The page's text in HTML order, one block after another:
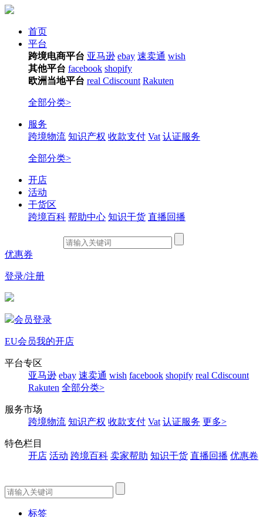
首页
平台
跨境电商平台 亚马逊 ebay 速卖通 wish
其他平台 facebook shopify
欧洲当地平台 real Cdiscount Rakuten
全部分类>
服务
跨境物流 知识产权 收款支付 Vat 认证服务
全部分类>
开店
活动
干货区
跨境百科 帮助中心 知识干货 直播回播
优惠券
登录/注册
会员登录
EU会员我的开店
平台专区
亚马逊 ebay 速卖通 wish facebook shopify real Cdiscount
Rakuten 全部分类>
服务市场
跨境物流 知识产权 收款支付 Vat 认证服务 更多>
特色栏目
开店 活动 跨境百科 卖家帮助 知识干货 直播回播 优惠卷
标签